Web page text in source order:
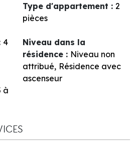
Type d'appartement : 2
pièces
4
Niveau dans la
résidence : Niveau non
attribué Résidence avec
ascenseur
à